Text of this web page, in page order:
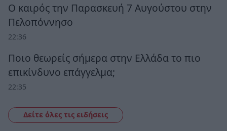
Ο καιρός την Παρασκευή 7 Αυγούστου στην
Πελοπόννησο
22:36
Ποιο θεωρείς σήμερα στην Ελλάδα το πιο
επικίνδυνο επάγγελμα;
22:35
Δείτε όλες τις ειδήσεις